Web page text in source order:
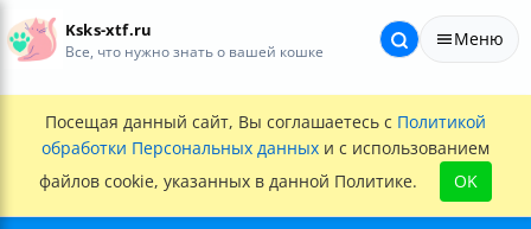
Ksks-xtf.ru
Все, что нужно знать о вашей кошке
Меню
Посещая данный сайт, Вы соглашаетесь с Политикой
обработки Персональных данных и с использованием
файлов cookie, указанных в данной Политике.
OK